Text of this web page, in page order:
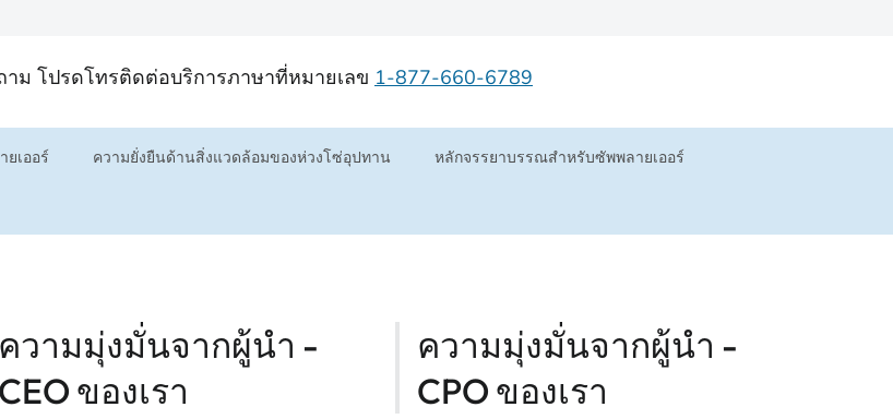
ม โปรดโทรติดต่อบริการภาษาที่หมายเลข 1-877-660-6789
เออร์ ความยั่งยืนด้านสิ่งแวดล้อมของห่วงโซ่อุปทาน หลักจรรยาบรรณสําหรับซัพพลายเออร์
ความมุ่งมั่นจากผู้นํา -
CEO ของเรา
ความมุ่งมั่นจากผู้นํา -
CPO ของเรา